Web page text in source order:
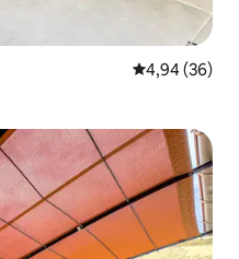
Prosječna
4,94 (36)
„Odabrali gosti”